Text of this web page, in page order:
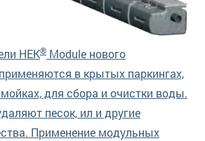
HEK® Module нового
в крытых паркингах,
для сбора и очистки воды.
песок, ил и другие
Применение модульных